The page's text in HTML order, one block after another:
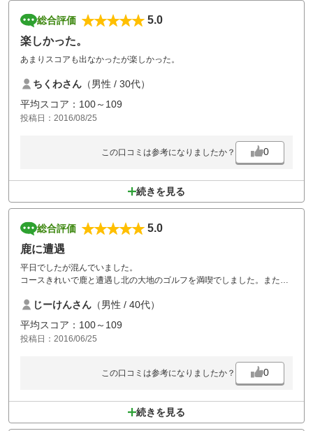
総合評価
5.0
楽しかった。
あまりスコアも出なかったが楽しかった。
ちくわさん （男性 / 30代）
平均スコア：100～109
投稿日：2016/08/25
この口コミは参考になりましたか？ 0
続きを見る
総合評価
5.0
鹿に遭遇
平日でしたが混んでいました。
コースきれいで鹿と遭遇し北の大地のゴルフを満喫でしました。またぜ
じーけんさん （男性 / 40代）
平均スコア：100～109
投稿日：2016/06/25
この口コミは参考になりましたか？ 0
続きを見る